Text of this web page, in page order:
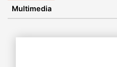
Multimedia